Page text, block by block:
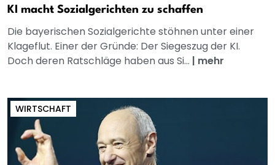
KI macht Sozialgerichten zu schaffen
Die bayerischen Sozialgerichte stöhnen unter einer
Klageflut. Einer der Gründe: Der Siegeszug der KI.
Doch deren Ratschläge haben aus Si... | mehr
WIRTSCHAFT